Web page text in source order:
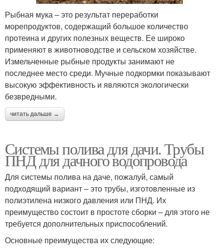
Рыбная мука – это результат переработки
морепродуктов, содержащий большое количество
протеина и других полезных веществ. Ее широко
применяют в животноводстве и сельском хозяйстве.
Измельченные рыбные продукты занимают не
последнее место среди. Мучные подкормки показывают
высокую эффективность и являются экологически
безвредными.
читать дальше →
Системы полива для дачи. Трубы
ПНД для дачного водопровода
Для системы полива на даче, пожалуй, самый
подходящий вариант – это трубы, изготовленные из
полиэтилена низкого давления или ПНД. Их
преимущество состоит в простоте сборки – для этого не
требуется дополнительных приспособлений.
Основные преимущества их следующие: